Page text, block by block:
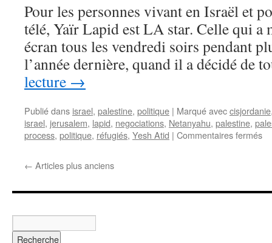
Pour les personnes vivant en Israël et
télé, Yaïr Lapid est LA star. Celle qui a
écran tous les vendredi soirs pendant
l’année dernière, quand il a décidé de
lecture →
Publié dans israel, palestine, politique | Marqué aveccisjordanie
israel, jerusalem, lapid, negociations, Netanyahu, palestine,
process, politique, réfugiés, Yesh Atid | Commentaires fermés
← Articles plus anciens